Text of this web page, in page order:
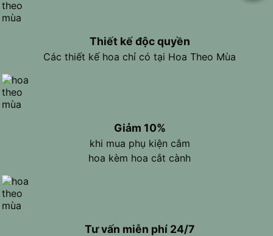
Thiết kế độc quyền
Các thiết kế hoa chỉ có tại Hoa Theo Mùa
Giảm 10%
khi mua phụ kiện cắm
hoa kèm hoa cắt cành
Tư vấn miễn phí 24/7